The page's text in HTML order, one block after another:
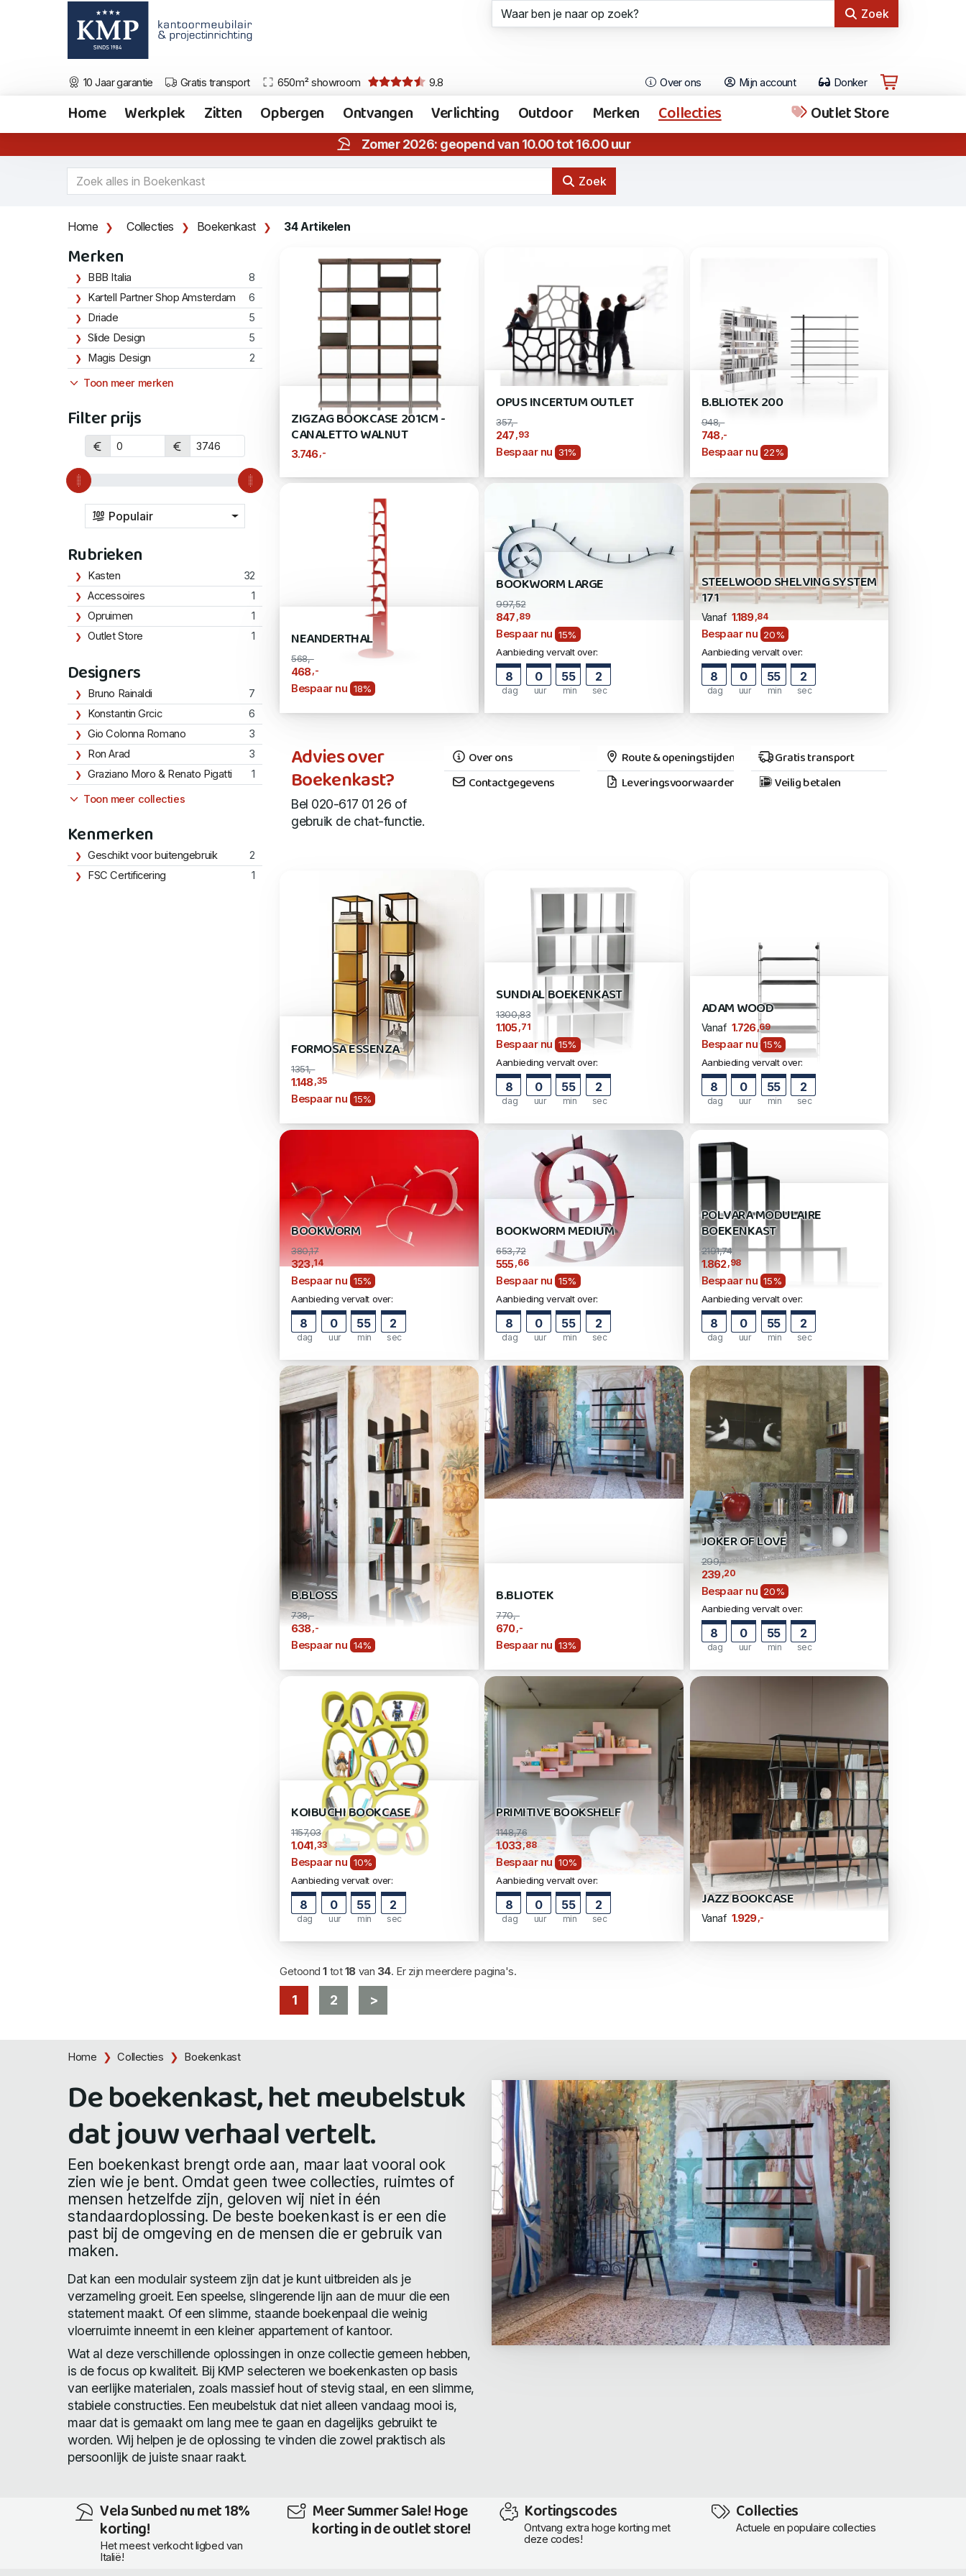
Zoek
10 Jaar garantie Gratis transport 650m² showroom 9.8 Over ons Mijn account Donker
Home Werkplek Zitten Opbergen Ontvangen Verlichting Outdoor Merken Collecties Outlet Store
Zomer 2026: geopend van 10.00 tot 16.00 uur
Zoek
Home Collecties Boekenkast 34 Artikelen
Merken
BBB Italia
8
Kartell Partner Shop Amsterdam
6
Driade
5
Slide Design
5
Magis Design
2
Toon meer merken
Filter prijs
Populair
Rubrieken
Kasten
32
Accessoires
1
Opruimen
1
Outlet Store
1
Designers
Bruno Rainaldi
7
Konstantin Grcic
6
Gio Colonna Romano
3
Ron Arad
3
Graziano Moro & Renato Pigatti
1
Toon meer collecties
Kenmerken
Geschikt voor buitengebruik
2
FSC Certificering
1
ZIGZAG BOOKCASE 201CM -
CANALETTO WALNUT
3.746,-
OPUS INCERTUM OUTLET
357,-
247 ,93
Bespaar nu 31%
B.BLIOTEK 200
948,-
748 ,-
Bespaar nu 22%
NEANDERTHAL
568,-
468,-
Bespaar nu 18%
BOOKWORM LARGE
997,52
847 ,89
Bespaar nu 15%
Aanbieding vervalt over:
8
dag
0
uur
55
min
1
sec
STEELWOOD SHELVING SYSTEM
171
Vanaf 1.189 ,84
Bespaar nu 20%
Aanbieding vervalt over:
8
dag
0
uur
55
min
1
sec
Advies over
Boekenkast?
Bel 020-617 01 26 of
gebruik de chat-functie.
Over ons
Contactgegevens
Route & openingstijden
Leveringsvoorwaarden
Gratis transport
Veilig betalen
FORMOSA ESSENZA
1351,-
1.148,35
Bespaar nu 15%
SUNDIAL BOEKENKAST
1300,83
1.105 ,71
Bespaar nu 15%
Aanbieding vervalt over:
8
dag
0
uur
55
min
1
sec
ADAM WOOD
Vanaf 1.726 ,69
Bespaar nu 15%
Aanbieding vervalt over:
8
dag
0
uur
55
min
1
sec
BOOKWORM
380,17
323,14
Bespaar nu 15%
Aanbieding vervalt over:
8
dag
0
uur
55
min
1
sec
BOOKWORM MEDIUM
653,72
555,66
Bespaar nu 15%
Aanbieding vervalt over:
8
dag
0
uur
55
min
1
sec
POLVARA MODULAIRE
BOEKENKAST
2191,74
1.862 ,98
Bespaar nu 15%
Aanbieding vervalt over:
8
dag
0
uur
55
min
1
sec
B.BLOSS
738,-
638 ,-
Bespaar nu 14%
B.BLIOTEK
770,-
670 ,-
Bespaar nu 13%
JOKER OF LOVE
299,-
239 ,20
Bespaar nu 20%
Aanbieding vervalt over:
8
dag
0
uur
55
min
1
sec
KOIBUCHI BOOKCASE
1157,03
1.041 ,33
Bespaar nu 10%
Aanbieding vervalt over:
8
dag
0
uur
55
min
1
sec
PRIMITIVE BOOKSHELF
1148,76
1.033,88
Bespaar nu 10%
Aanbieding vervalt over:
8
dag
0
uur
55
min
1
sec
JAZZ BOOKCASE
Vanaf 1.929 ,-
Getoond1 tot18van 34. Er zijn meerdere pagina's.
1 2 >
Home Collecties Boekenkast
De boekenkast, het meubelstuk
dat jouw verhaal vertelt.
Een boekenkast brengt orde aan, maar laat vooral ook
zien wie je bent. Omdat geen twee collecties, ruimtes of
mensen hetzelfde zijn, geloven wij niet in één
standaardoplossing. De beste boekenkast is er een die
past bij de omgeving en de mensen die er gebruik van
maken.
Dat kan een modulair systeem zijn dat je kunt uitbreiden als je
verzameling groeit. Een speelse, slingerende lijn aan de muur die een
statement maakt. Of een slimme, staande boekenpaal die weinig
vloerruimte inneemt in een kleiner appartement of kantoor.
Wat al deze verschillende oplossingen in onze collectie gemeen hebben,
is de focus op kwaliteit. Bij KMP selecteren we boekenkasten op basis
van eerlijke materialen, zoals massief hout of stevig staal, en een slimme,
stabiele constructies. Een meubelstuk dat niet alleen vandaag mooi is,
maar dat is gemaakt om lang mee te gaan en dagelijks gebruikt te
worden. Wij helpen je de oplossing te vinden die zowel praktisch als
persoonlijk de juiste snaar raakt.
Vela Sunbed nu met 18%
korting!
Het meest verkocht ligbed van
Italië!
Meer Summer Sale! Hoge
korting in de outlet store!
Kortingscodes
Ontvang extra hoge korting met
deze codes!
Collecties
Actuele en populaire collecties